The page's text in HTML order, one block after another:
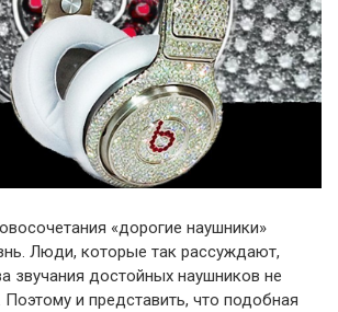
«дорогие наушники»
Люди, которые так рассуждают,
звучания достойных наушников не
и представить, что подобная